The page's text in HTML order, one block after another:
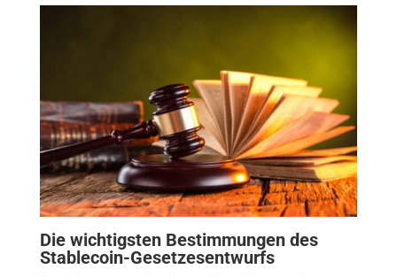
Die wichtigsten Bestimmungen des
Stablecoin-Gesetzesentwurfs